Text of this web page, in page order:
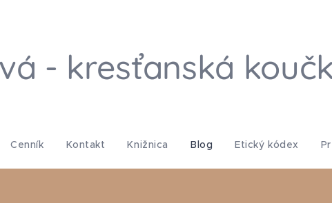
- kresťanská
Cenník Kontakt Knižnica Blog Etický kódex